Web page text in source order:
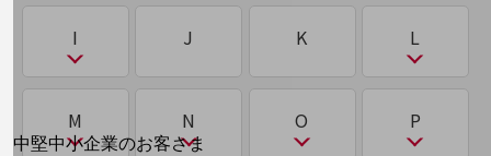
開催・出展する各種セミナー、イベント情報をご紹介します
別ウィンドウで開きます
中堅中小企業のお客さま
い
インサイドセールス
クラスタリング
サプライチェーンマネジメント（SCM）
サンドボックス
在宅勤務
データ駆動型
2要素認証
ね
ネットワークスライシング
ピーサート（PSIRT）
標的型攻撃
標的型攻撃 APT攻撃
る
ACD
ACL
BEC（ビジネスメール詐欺）
BPO
CDN
CDP/DMP
D2C
DaaS
EDR／XDR
EdTech
5G
FeliCa
G
GitHub
GX
H
HealthTech
HR Tech
I J K L
LM N O P